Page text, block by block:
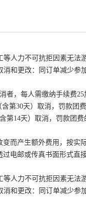
等人力不可抗拒因素无
消和更改：同订单减少
者，每人需缴纳手续费
第30天）取消，罚款团
第14天）取消，罚款团费
变而产生额外费用，按实
过电邮或传真书面形式直
等人力不可抗拒因素无
消和更改：同订单减少